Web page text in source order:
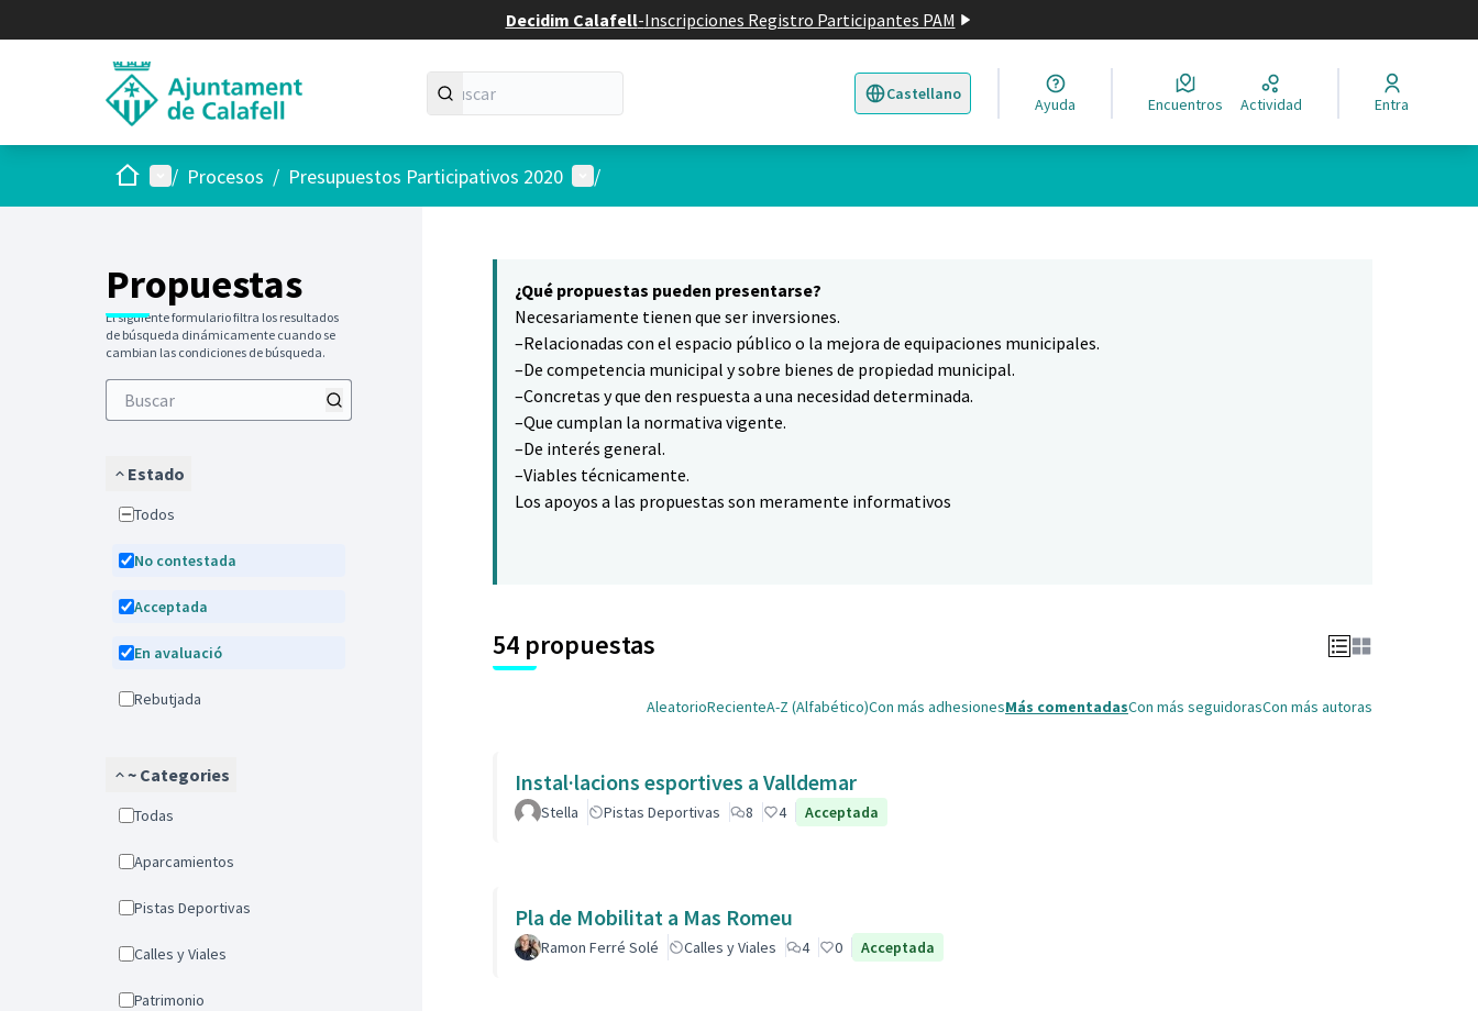
Decidim Calafell-Inscripciones Registro Participantes PAM
Castellano
Triar la llengua Elegir el idioma
Ayuda Encuentros Actividad Entra
InicioMenú principal
/ Procesos / Presupuestos Participativos 2020 Menú de usuario
/
Propuestas
El siguiente formulario filtra los resultados
de búsqueda dinámicamente cuando se
cambian las condiciones de búsqueda.
Estado
Todos
No contestada
Acceptada
En avaluació
Rebutjada
~ Categories
Todas
Aparcamientos
Pistas Deportivas
Calles y Viales
Patrimonio
¿Qué propuestas pueden presentarse?
Necesariamente tienen que ser inversiones.
–Relacionadas con el espacio público o la mejora de equipaciones municipales.
–De competencia municipal y sobre bienes de propiedad municipal.
–Concretas y que den respuesta a una necesidad determinada.
–Que cumplan la normativa vigente.
–De interés general.
–Viables técnicamente.
Los apoyos a las propuestas son meramente informativos
54 propuestas
AleatorioRecienteA-Z (Alfabético)Con más adhesionesMás comentadasCon más seguidorasCon más autoras
Instal·lacions esportives a Valldemar
Stella Pistas Deportivas 8 4 Acceptada
Pla de Mobilitat a Mas Romeu
Ramon Ferré Solé Calles y Viales 4 0 Acceptada